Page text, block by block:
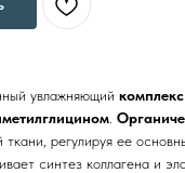
увлажняющий
регулируя ее
синтез коллагена и